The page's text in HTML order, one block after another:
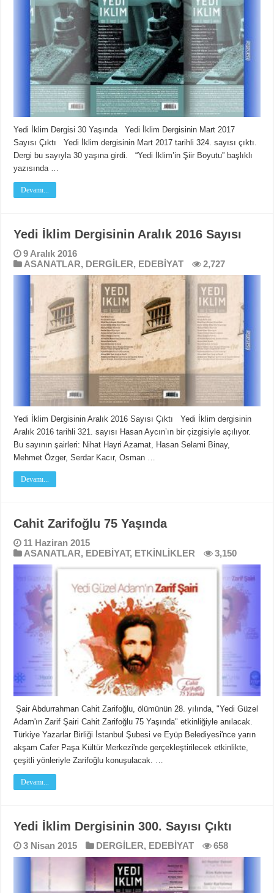
Yedi İklim Dergisi 30 Yaşında Yedi İklim Dergisinin Mart 2017
Sayısı Çıktı Yedi İklim dergisinin Mart 2017 tarihli 324. sayısı çıktı.
Dergi bu sayıyla 30 yaşına girdi. “Yedi İklim’in Şiir Boyutu” başlıklı
yazısında …
Devamı...
Yedi İklim Dergisinin Aralık 2016 Sayısı
9 Aralık 2016
ASANATLAR, DERGİLER, EDEBİYAT 2,727
Yedi İklim Dergisinin Aralık 2016 Sayısı Çıktı Yedi İklim dergisinin
Aralık 2016 tarihli 321. sayısı Hasan Aycın’ın bir çizgisiyle açılıyor.
Bu sayının şairleri: Nihat Hayri Azamat, Hasan Selami Binay,
Mehmet Özger, Serdar Kacır, Osman …
Devamı...
Cahit Zarifoğlu 75 Yaşında
11 Haziran 2015
ASANATLAR, EDEBİYAT, ETKİNLİKLER 3,150
Şair Abdurrahman Cahit Zarifoğlu, ölümünün 28. yılında, "Yedi Güzel
Adam'ın Zarif Şairi Cahit Zarifoğlu 75 Yaşında" etkinliğiyle anılacak.
Türkiye Yazarlar Birliği İstanbul Şubesi ve Eyüp Belediyesi'nce yarın
akşam Cafer Paşa Kültür Merkezi'nde gerçekleştirilecek etkinlikte,
çeşitli yönleriyle Zarifoğlu konuşulacak. …
Devamı...
Yedi İklim Dergisinin 300. Sayısı Çıktı
3 Nisan 2015 DERGİLER, EDEBİYAT 658